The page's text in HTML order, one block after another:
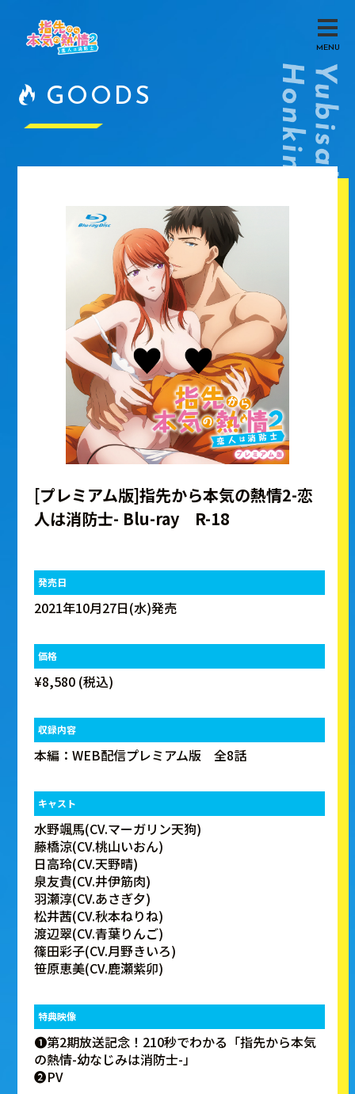
MENU
GOODS
[プレミアム版]指先から本気の熱情2-恋
人は消防士- Blu-ray R-18
発売日
2021年10月27日(水)発売
価格
¥8,580 (税込)
収録内容
本編：WEB配信プレミアム版 全8話
キャスト
水野颯馬(CV.マーガリン天狗)
藤橋涼(CV.桃山いおん)
日高玲(CV.天野晴)
泉友貴(CV.井伊筋肉)
羽瀬淳(CV.あさぎ夕)
松井茜(CV.秋本ねりね)
渡辺翠(CV.青葉りんご)
篠田彩子(CV.月野きいろ)
笹原恵美(CV.鹿瀬紫卯)
特典映像
❶第2期放送記念！210秒でわかる「指先から本気
の熱情-幼なじみは消防士-」
❷PV